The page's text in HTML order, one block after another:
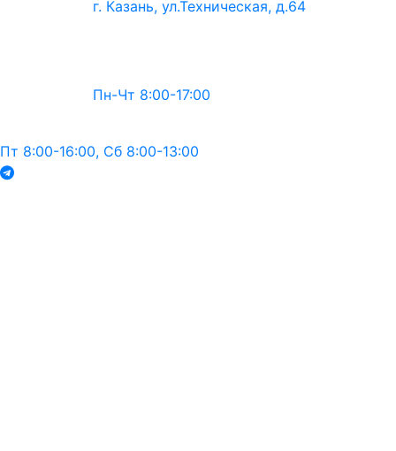
г. Казань, ул.Техническая, д.64
Пн-Чт 8:00-17:00
Пт 8:00-16:00, Сб 8:00-13:00